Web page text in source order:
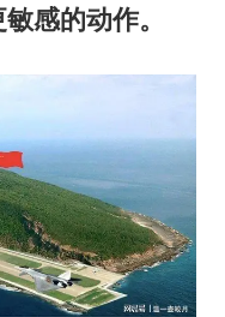
感的动作。